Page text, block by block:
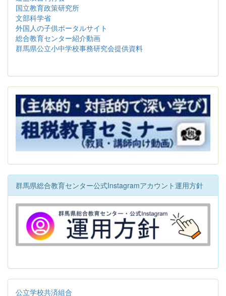
国立教育政策研究所
文部科学省
外国人の子供ポータルサイト
総合教育センター紹介動画
群馬県公立小中学校事務研究会提供資料
群馬県総合教育センター公式Instagramアカウント運用方針
公立学校共済組合